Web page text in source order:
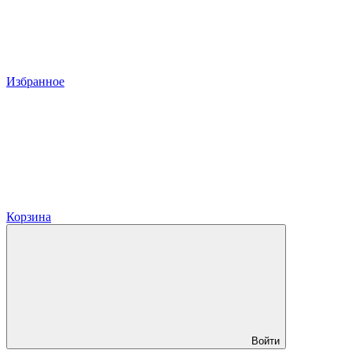
Избранное
Корзина
Войти